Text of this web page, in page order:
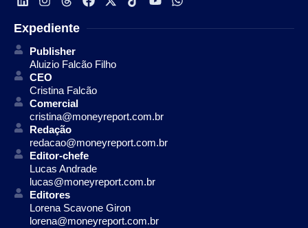
Expediente
Publisher
Aluizio Falcão Filho
CEO
Cristina Falcão
Comercial
cristina@moneyreport.com.br
Redação
redacao@moneyreport.com.br
Editor-chefe
Lucas Andrade
lucas@moneyreport.com.br
Editores
Lorena Scavone Giron
lorena@moneyreport.com.br